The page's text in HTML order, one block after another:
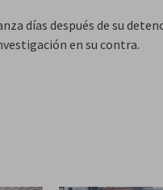
días después de su
en su contra.